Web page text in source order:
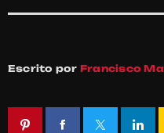
Escrito por Francisco